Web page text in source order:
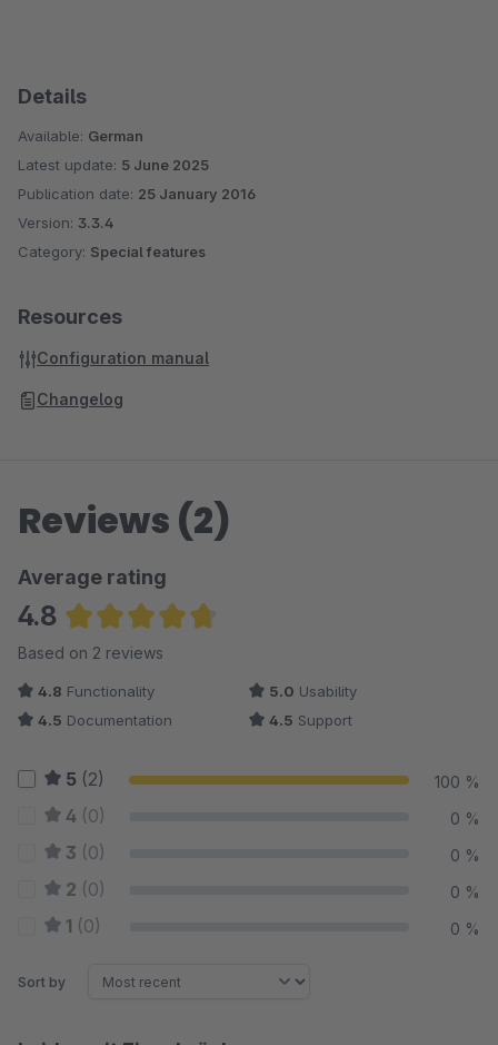
Details
Available: German
Latest update: 5 June 2025
Publication date: 25 January 2016
Version: 3.3.4
Category: Special features
Resources
Configuration manual
Changelog
Reviews (2)
Average rating
4.8
Average rating of 4.75 out of 5 stars
Based on 2 reviews
4.8 Functionality 5.0 Usability
4.5 Documentation 4.5 Support
5 (2) 100 %
4 (0) 0 %
3 (0) 0 %
2 (0) 0 %
1 (0) 0 %
Sort by